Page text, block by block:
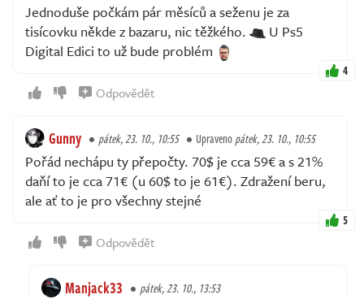
Jednoduše počkám pár měsíců a seženu je za
tisícovku někde z bazaru, nic těžkého.
U Ps5
Digital Edici to už bude problém
4
Odpovědět
Gunny pátek, 23. 10., 10:55 Upravenopátek, 23. 10., 10:55
Pořád nechápu ty přepočty. 70$ je cca 59€ a s 21%
daňí to je cca 71€ (u 60$ to je 61€). Zdražení beru,
ale ať to je pro všechny stejné
5
Odpovědět
Manjack33 pátek, 23. 10., 13:53